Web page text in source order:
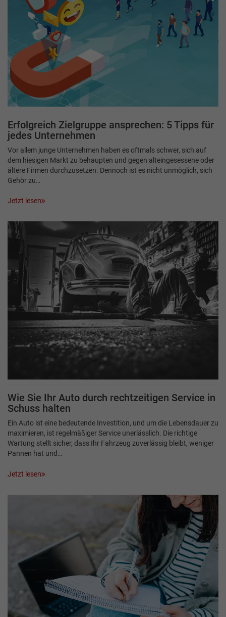
Erfolgreich Zielgruppe ansprechen: 5 Tipps für
jedes Unternehmen
Vor allem junge Unternehmen haben es oftmals schwer, sich auf
dem hiesigen Markt zu behaupten und gegen alteingesessene oder
ältere Firmen durchzusetzen. Dennoch ist es nicht unmöglich, sich
Gehör zu…
Jetzt lesen
Wie Sie Ihr Auto durch rechtzeitigen Service in
Schuss halten
Ein Auto ist eine bedeutende Investition, und um die Lebensdauer zu
maximieren, ist regelmäßiger Service unerlässlich. Die richtige
Wartung stellt sicher, dass Ihr Fahrzeug zuverlässig bleibt, weniger
Pannen hat und…
Jetzt lesen